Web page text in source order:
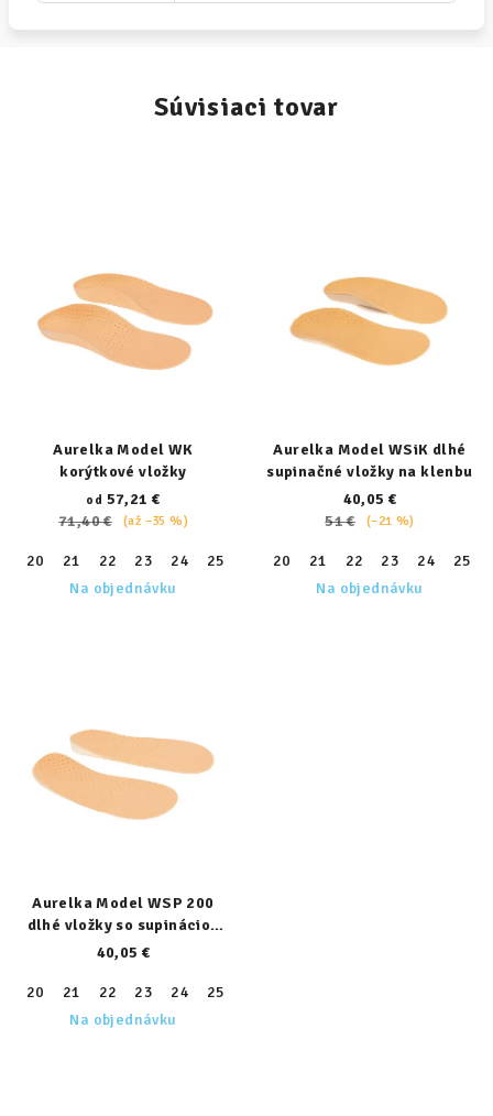
Súvisiaci tovar
Aurelka Model WK
korýtkové vložky
od 57,21 €
71,40 €
(až –35 %)
20 21 22 23 24 25 27 28 29 30 31
32
Na objednávku
Aurelka Model WSiK dlhé
supinačné vložky na klenbu
40,05 €
51 €
(–21 %)
20 21 22 23 24 25
Na objednávku
Aurelka Model WSP 200
dlhé vložky so supináciou
päty
40,05 €
20 21 22 23 24 25
Na objednávku